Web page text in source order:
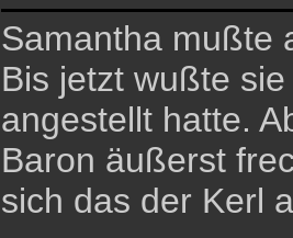
Samantha mußte
Bis jetzt wußte
angestellt hatte.
Baron äußerst
sich das der Kerl